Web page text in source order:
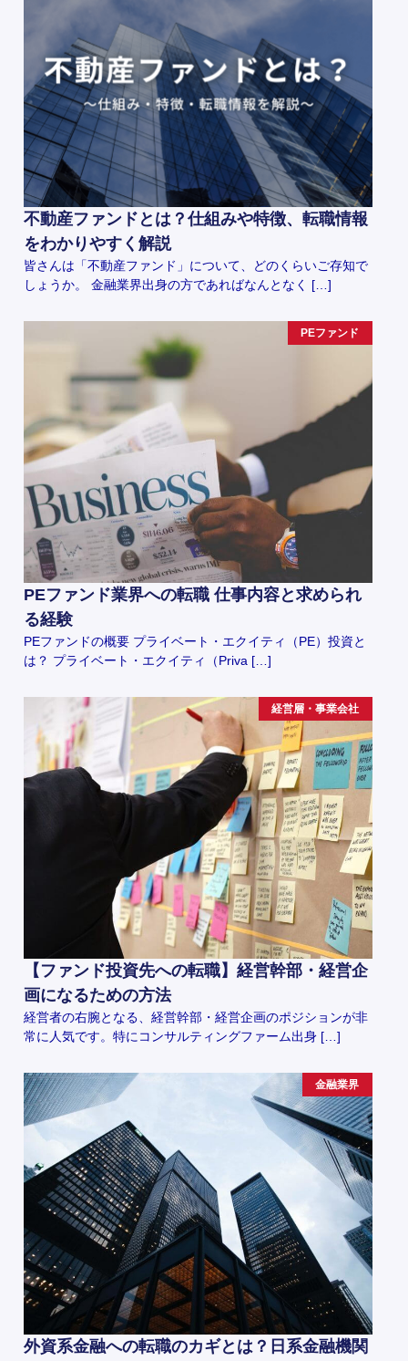
不動産ファンドとは？仕組みや特徴、転職情報
をわかりやすく解説
皆さんは「不動産ファンド」について、どのくらいご存知で
しょうか。 金融業界出身の方であればなんとなく […]
PEファンド
PEファンド業界への転職 仕事内容と求められ
る経験
PEファンドの概要 プライベート・エクイティ（PE）投資と
は？ プライベート・エクイティ（Priva […]
経営層・事業会社
【ファンド投資先への転職】経営幹部・経営企
画になるための方法
経営者の右腕となる、経営幹部・経営企画のポジションが非
常に人気です。特にコンサルティングファーム出身 […]
金融業界
外資系金融への転職のカギとは？日系金融機関